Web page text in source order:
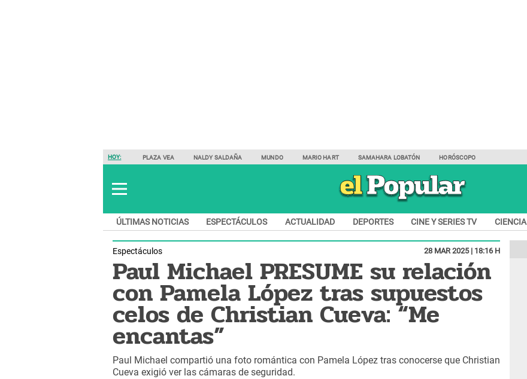
HOY: PLAZA VEA NALDY SALDAÑA MUNDO MARIO HART SAMAHARA LOBATÓN HORÓSCOPO
ÚLTIMAS NOTICIAS ESPECTÁCULOS ACTUALIDAD DEPORTES CINE Y SERIES TV CIENCIA
Espectáculos 28 MAR 2025 | 18:16 H
Paul Michael PRESUME su relación
con Pamela López tras supuestos
celos de Christian Cueva: “Me
encantas”
Paul Michael compartió una foto romántica con Pamela López tras conocerse que Christian
Cueva exigió ver las cámaras de seguridad.